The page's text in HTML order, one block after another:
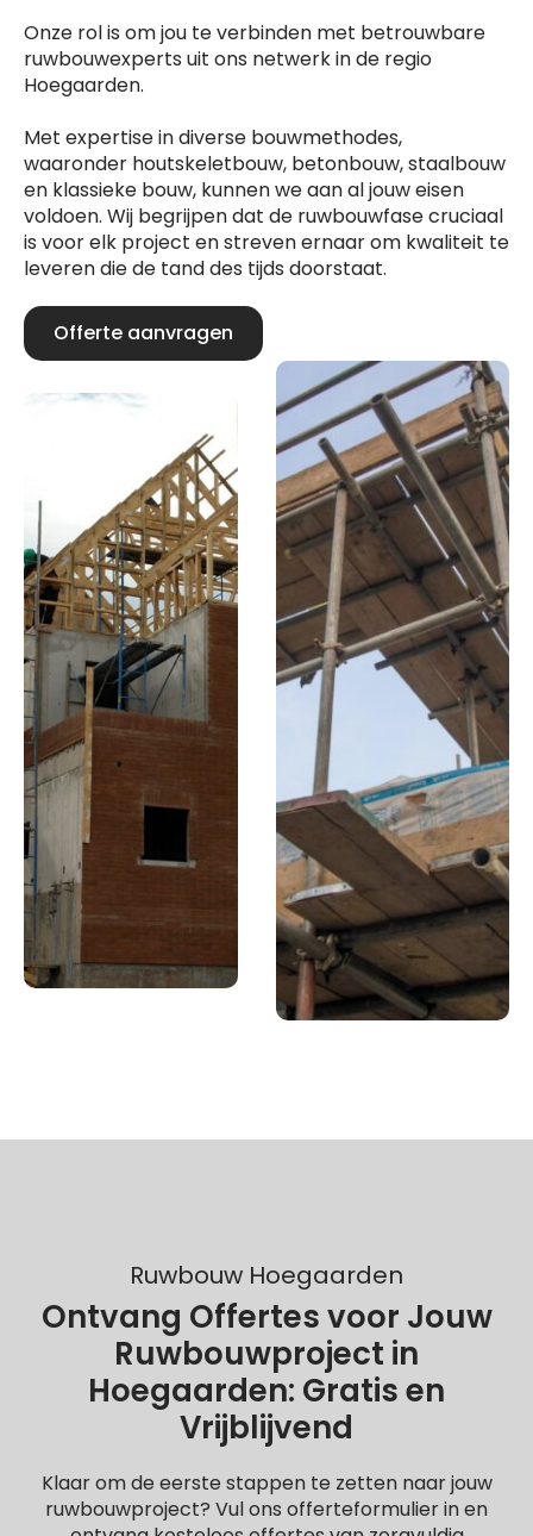
Onze rol is om jou te verbinden met betrouwbare
ruwbouwexperts uit ons netwerk in de regio
Hoegaarden.
Met expertise in diverse bouwmethodes,
waaronder houtskeletbouw, betonbouw, staalbouw
en klassieke bouw, kunnen we aan al jouw eisen
voldoen. Wij begrijpen dat de ruwbouwfase cruciaal
is voor elk project en streven ernaar om kwaliteit te
leveren die de tand des tijds doorstaat.
Offerte aanvragen
Ruwbouw Hoegaarden
Ontvang Offertes voor Jouw
Ruwbouwproject in
Hoegaarden: Gratis en
Vrijblijvend
Klaar om de eerste stappen te zetten naar jouw
ruwbouwproject? Vul ons offerteformulier in en